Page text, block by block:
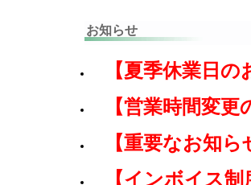
お知らせ
【夏季休業日の
【営業時間変更
【重要なお知
【インボイス